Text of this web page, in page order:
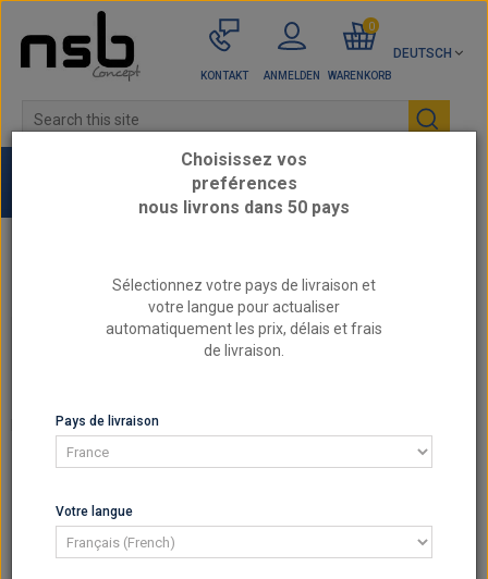
DEUTSCH
KONTAKT ANMELDEN WARENKORB
0
BMW - VERSTÄRKTE MOTORTEILE
Es gibt 3 Artikel.
Choisissez vos
preférences
nous livrons dans 50 pays
Sélectionnez votre pays de livraison et
votre langue pour actualiser
automatiquement les prix, délais et frais
de livraison.
Pays de livraison
Votre langue